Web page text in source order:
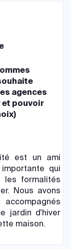
agences
et pouvoir
est un ami
qui
les formalités
Nous avons
jardin d'hiver
maison.